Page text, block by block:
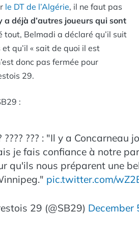
le DT de l’Algérie, il ne faut pas
a déjà d’autres joueurs qui sont
tout, Belmadi a déclaré qu’il suit
qu’il « sait de quoi il est
donc pas fermée pour
29.
:
???? ??? : "Il y a Concarneau
je fais confiance à notre
qu'ils nous préparent une
pic.twitter.com/
29 (@SB29) December